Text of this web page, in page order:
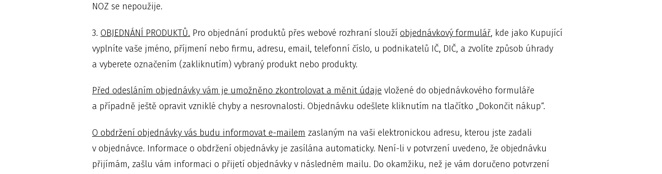
NOZ se nepoužije.
3. OBJEDNÁNÍ PRODUKTŮ. Pro objednání produktů přes webové rozhraní slouží objednávkový formulář, kde jako Kupující
vyplníte vaše jméno, příjmení nebo firmu, adresu, email, telefonní číslo, u podnikatelů IČ, DIČ, a zvolíte způsob úhrady
a vyberete označením (zakliknutím) vybraný produkt nebo produkty.
Před odesláním objednávky vám je umožněno zkontrolovat a měnit údaje vložené do objednávkového formuláře
a případně ještě opravit vzniklé chyby a nesrovnalosti. Objednávku odešlete kliknutím na tlačítko „Dokončit nákup“.
O obdržení objednávky vás budu informovat e-mailem zaslaným na vaši elektronickou adresu, kterou jste zadali
v objednávce. Informace o obdržení objednávky je zasílána automaticky. Není-li v potvrzení uvedeno, že objednávku
přijímám, zašlu vám informaci o přijetí objednávky v následném mailu. Do okamžiku, než je vám doručeno potvrzení